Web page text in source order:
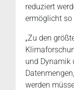
reduziert
ermöglicht so
„Zu den
und Dynamik
werden